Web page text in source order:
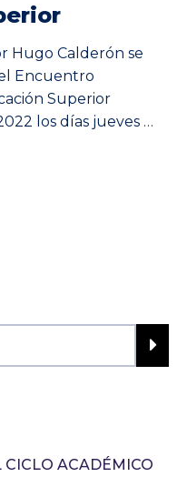
Hugo Calderón se
Encuentro
Superior
los días jueves …
CICLO ACADÉMICO